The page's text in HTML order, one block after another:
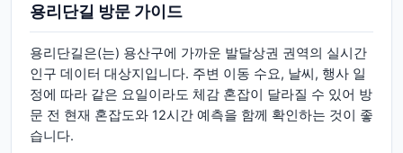
용리단길 방문 가이드
용리단길은(는) 용산구에 가까운 발달상권 권역의 실시간
인구 데이터 대상지입니다. 주변 이동 수요, 날씨, 행사 일
정에 따라 같은 요일이라도 체감 혼잡이 달라질 수 있어 방
문 전 현재 혼잡도와 12시간 예측을 함께 확인하는 것이 좋
습니다.